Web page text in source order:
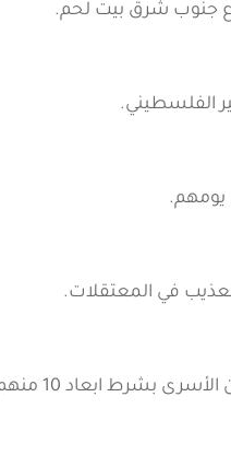
جنوب شرق بيت لحم.
الفلسطيني.
يومهم.
ابعاد 10 منهم لغزة.